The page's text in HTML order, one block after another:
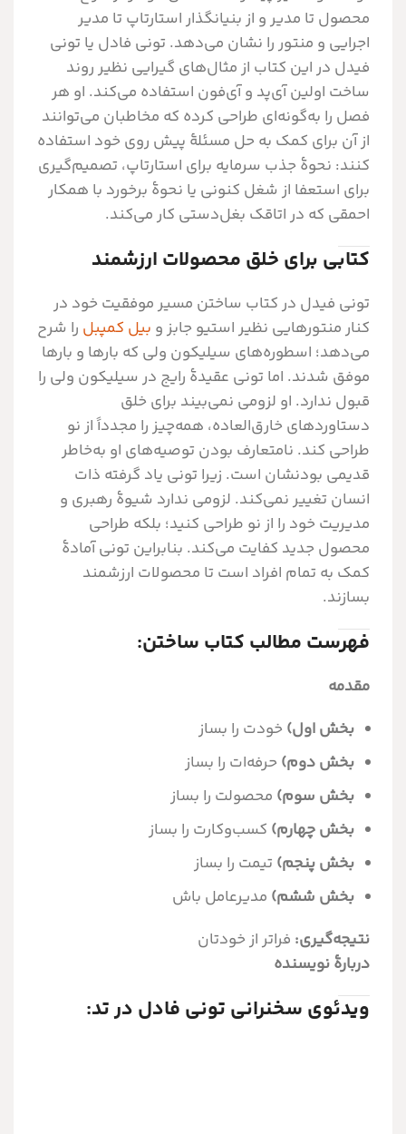
محصول تا مدیر و از بنیان‎گذار استارتاپ تا مدیر
اجرایی و منتور را نشان می‌دهد. تونی فادل یا تونی
فیدل در این کتاب از مثال‌های گیرایی نظیر روند
ساخت اولین آی‌پد و آی‌فون استفاده می‌کند. او هر
فصل را به‌گونه‌ای طراحی کرده که مخاطبان می‌توانند
از آن برای کمک به حل مسئلۀ پیش روی خود استفاده
کنند: نحوۀ جذب سرمایه برای استارتاپ، تصمیم‌گیری
برای استعفا از شغل کنونی یا نحوۀ برخورد با همکار
احمقی که در اتاقک بغل‌دستی کار می‌کند.
کتابی برای خلق محصولات ارزشمند
تونی فیدل در کتاب ساختن مسیر موفقیت خود در
کنار منتورهایی نظیر استیو جابز و بیل کمپبل را شرح
می‌دهد؛ اسطوره‌های سیلیکون ولی که بارها و بارها
موفق شدند. اما تونی عقیدۀ رایج در سیلیکون ولی را
قبول ندارد. او لزومی نمی‌بیند برای خلق
دستاوردهای خارق‌العاده، همه‌چیز را مجدداً از نو
طراحی کند. نامتعارف بودن توصیه‌های او به‌خاطر
قدیمی بودنشان است. زیرا تونی یاد گرفته ذات
انسان تغییر نمی‌کند. لزومی ندارد شیوۀ رهبری و
مدیریت خود را از نو طراحی کنید؛ بلکه طراحی
محصول جدید کفایت می‌کند. بنابراین تونی آمادۀ
کمک به تمام افراد است تا محصولات ارزشمند
بسازند.
فهرست مطالب کتاب ساختن:
مقدمه
بخش اول) خودت را بساز
بخش دوم) حرفه‌ات را بساز
بخش سوم) محصولت را بساز
بخش چهارم) کسب‌وکارت را بساز
بخش پنجم) تیمت را بساز
بخش ششم) مدیرعامل باش
نتیجه‌گیری: فراتر از خودتان
دربارۀ نویسنده
ویدئوی سخنرانی تونی فادل در تد: